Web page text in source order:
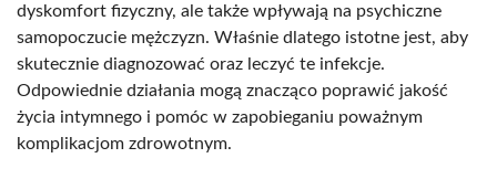
dyskomfort fizyczny, ale także wpływają na psychiczne
samopoczucie mężczyzn. Właśnie dlatego istotne jest, aby
skutecznie diagnozować oraz leczyć te infekcje.
Odpowiednie działania mogą znacząco poprawić jakość
życia intymnego i pomóc w zapobieganiu poważnym
komplikacjom zdrowotnym.